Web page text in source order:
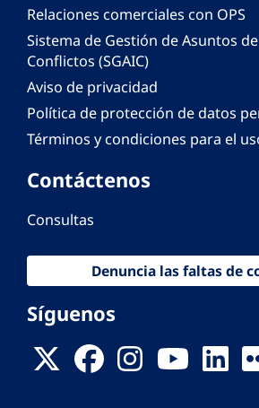
Relaciones comerciales con OPS
Sistema de Gestión de Asuntos
Conflictos (SGAIC)
Aviso de privacidad
Política de protección de datos
Términos y condiciones para el
Contáctenos
Consultas
Denuncia las faltas de
Síguenos